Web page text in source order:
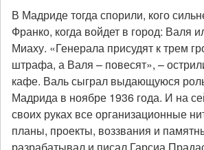
В Мадриде тогда спорили, кого
Франко, когда войдет в город: Валя
Миаху. «Генерала присудят к трем
штрафа, а Валя – повесят», –
кафе. Валь сыграл выдающуюся
Мадрида в ноябре 1936 года. И на
своих руках все организационные
планы, проекты, воззвания и